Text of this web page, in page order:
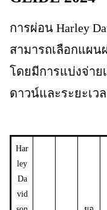
การผ่อน Harley
สามารถเลือกแผ
โดยมีการแบ่งจ่าย
ดาวน์และระยะเว
Har
ley
Da
vid